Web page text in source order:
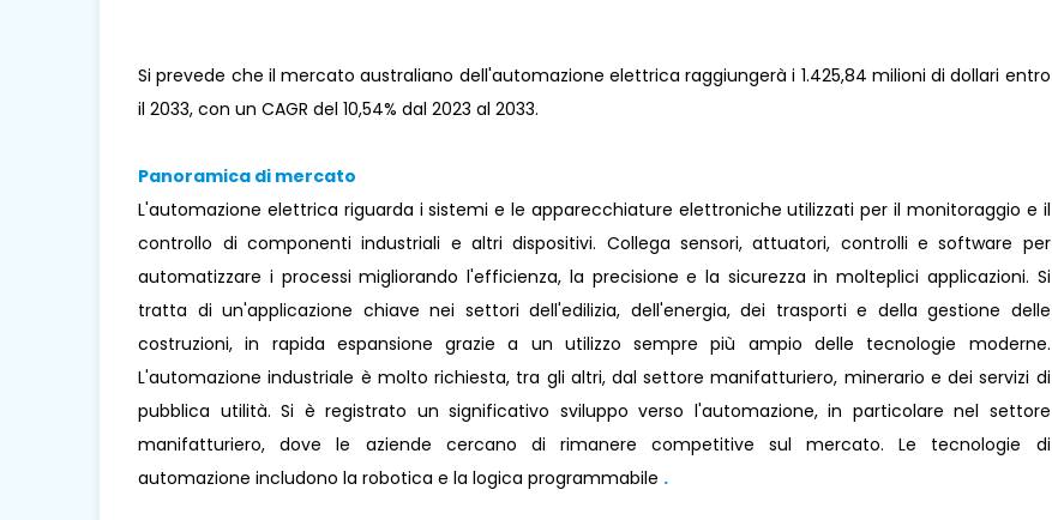
Si prevede che il mercato australiano dell'automazione elettrica raggiungerà i 1.425,84 milioni di dollari entro
il 2033, con un CAGR del 10,54% dal 2023 al 2033.
Panoramica di mercato
L'automazione elettrica riguarda i sistemi e le apparecchiature elettroniche utilizzati per il monitoraggio e il
controllo di componenti industriali e altri dispositivi. Collega sensori, attuatori, controlli e software per
automatizzare i processi migliorando l'efficienza, la precisione e la sicurezza in molteplici applicazioni. Si
tratta di un'applicazione chiave nei settori dell'edilizia, dell'energia, dei trasporti e della gestione delle
costruzioni, in rapida espansione grazie a un utilizzo sempre più ampio delle tecnologie moderne.
L'automazione industriale è molto richiesta, tra gli altri, dal settore manifatturiero, minerario e dei servizi di
pubblica utilità. Si è registrato un significativo sviluppo verso l'automazione, in particolare nel settore
manifatturiero, dove le aziende cercano di rimanere competitive sul mercato. Le tecnologie di
automazione includono la robotica e la logica programmabile .